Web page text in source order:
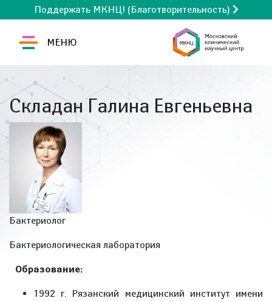
Поддержать МКНЦ! (Благотворительность)
МЕНЮ
Складан Галина Евгеньевна
Бактериолог
Бактериологическая лаборатория
Образование:
1992 г. Рязанский медицинский институт имени